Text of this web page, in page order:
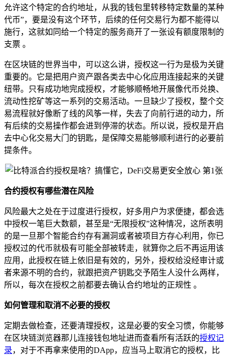
允许这个特定的合约地址，从我的钱包里转移特定数量的某种
代币”，要是没有这个环节，后续的任何交易行为都不能得以
施行，这就如同给一个特定的服务商开了一张设有额度限制的
支票 。
在区块链的世界当中，可以这么讲，授权这一行为是极为关键
重要的。它是把用户资产跟各类去中心化应用连接起来的关键
纽带。只有成功地完成授权，才能够顺畅地开展像代币兑换、
流动性挖矿等这一系列的交易活动。一旦缺少了授权，整个交
易流程就好像断了线的风筝一样，失去了向前行进的动力，所
有后续的交易操作都会进到停滞的状态。所以说，授权是开启
去中心化交易大门的钥匙，是保障交易能够顺利进行的必要前
提条件。
合约授权有哪些潜在风险
风险最大之处在于过度进行授权，好多用户为求便捷，都会选
中授权一笔巨大数额，甚至是“无限授权”这种情况，这所表明
的是一旦那个智能合约存有漏洞或者被项目方存心利用，你已
授权过的代币就极有可能全部被转走，就算你之后不再运用该
应用，此授权在链上依旧是有效的，另外，授权给没经审计或
者来源不明的合约，就跟把资产钥匙交予陌生人没什么两样，
所以，每次在授权之前都要去确认合约地址的正规性 。
如何管理和取消不必要的授权
定期去做检查，还要清理授权，这是必要的安全习惯，你能够
在区块链浏览器那儿连接钱包地址进而查看所有活跃的授权记
录，对于不再拿来使用的DApp，应当马上取消它的授权，比